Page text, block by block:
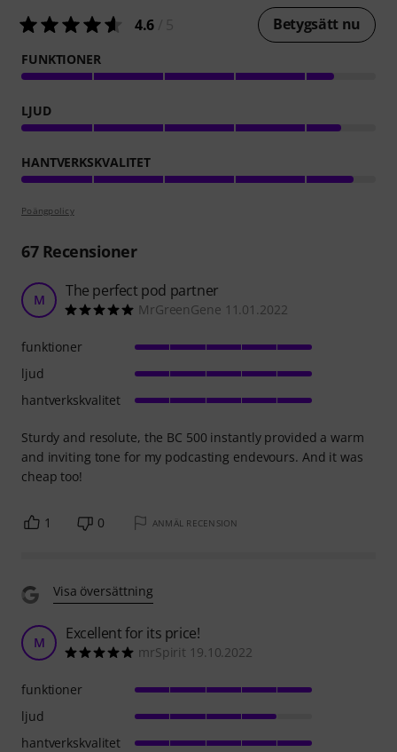
4.6 Betygsätt nu
FUNKTIONER
LJUD
HANTVERKSKVALITET
Poängpolicy
67Recensioner
M The perfect pod partner
MrGreenGene 11.01.2022
Sturdy and resolute, the BC 500 instantly provided a warm
and inviting tone for my podcasting endevours. And it was
cheap too!
funktioner
ljud
hantverkskvalitet
1 0 ANMÄL RECENSION
Visa översättning
M Excellent for its price!
mrSpirit 19.10.2022
funktioner
ljud
hantverkskvalitet